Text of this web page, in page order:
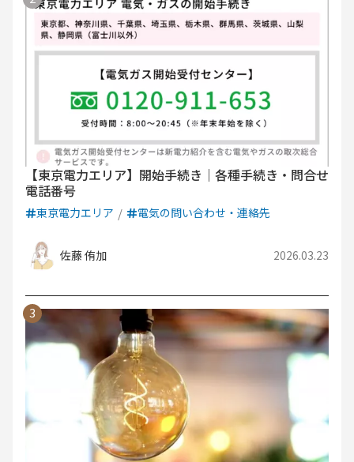
【東京電力エリア】開始手続き｜各種手続き・問合せ
電話番号
東京電力エリア 電気の問い合わせ・連絡先
佐藤 侑加 2026.03.23